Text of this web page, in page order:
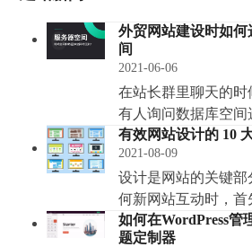
外贸网站建设时如
间
2021-06-06
在站长群里聊天的时
有人询问数据库空
有效网站设计的 10
2021-08-09
设计是网站的关键
何新网站互动时，
如何在WordPress管
题定制器